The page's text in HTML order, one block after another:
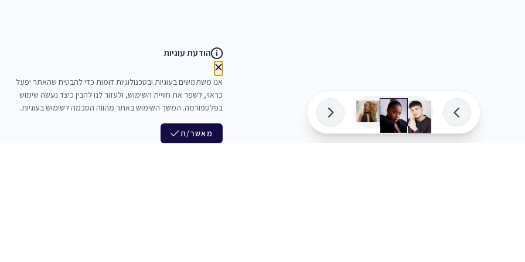
הודעת עוגיות
אנו משתמשים בעוגיות ובטכנולוגיות דומות כדי להבטיח שהאתר יפעל
כראוי, לשפר את חוויית השימוש, ולעזור לנו להבין כיצד נעשה שימוש
בפלטפורמה. המשך השימוש באתר מהווה הסכמה לשימוש בעוגיות.
מאשר/ת